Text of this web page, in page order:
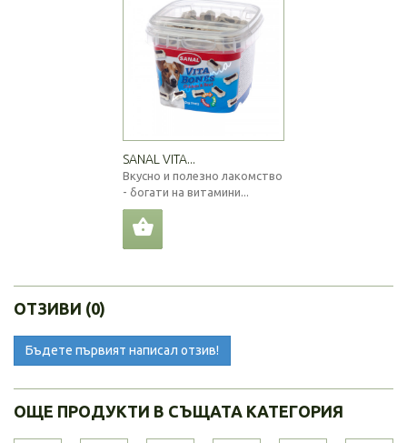
SANAL VITA...
Вкусно и полезно лакомство
- богати на витамини...
ОТЗИВИ (0)
Бъдете първият написал отзив!
ОЩЕ ПРОДУКТИ В СЪЩАТА КАТЕГОРИЯ